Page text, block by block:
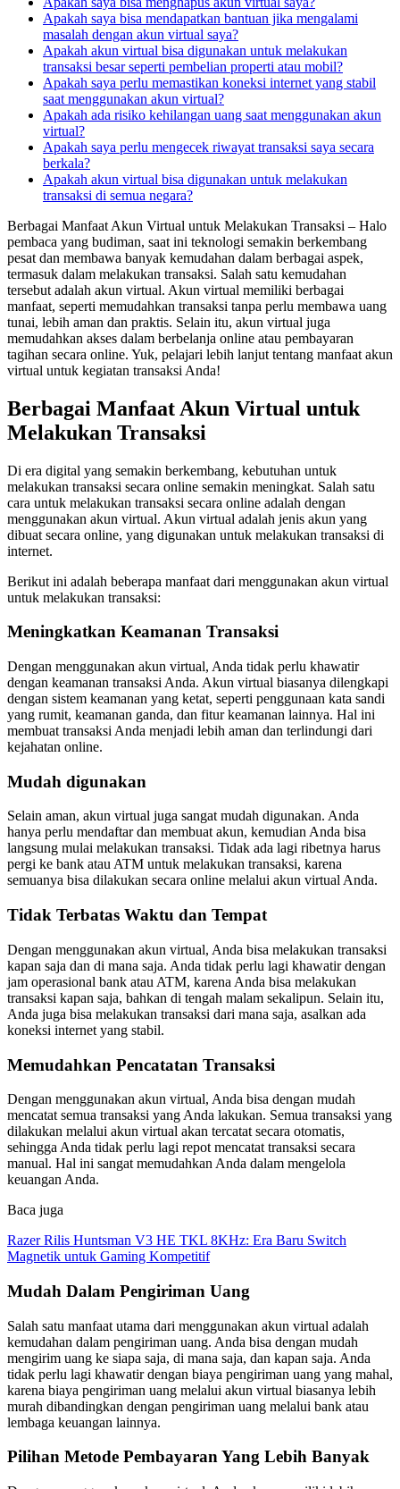
Apakah saya bisa mendapatkan bantuan jika mengalami
masalah dengan akun virtual saya?
Apakah akun virtual bisa digunakan untuk melakukan
transaksi besar seperti pembelian properti atau mobil?
Apakah saya perlu memastikan koneksi internet yang stabil
saat menggunakan akun virtual?
Apakah ada risiko kehilangan uang saat menggunakan akun
virtual?
Apakah saya perlu mengecek riwayat transaksi saya secara
berkala?
Apakah akun virtual bisa digunakan untuk melakukan
transaksi di semua negara?
Berbagai Manfaat Akun Virtual untuk Melakukan Transaksi – Halo
pembaca yang budiman, saat ini teknologi semakin berkembang
pesat dan membawa banyak kemudahan dalam berbagai aspek,
termasuk dalam melakukan transaksi. Salah satu kemudahan
tersebut adalah akun virtual. Akun virtual memiliki berbagai
manfaat, seperti memudahkan transaksi tanpa perlu membawa uang
tunai, lebih aman dan praktis. Selain itu, akun virtual juga
memudahkan akses dalam berbelanja online atau pembayaran
tagihan secara online. Yuk, pelajari lebih lanjut tentang manfaat akun
virtual untuk kegiatan transaksi Anda!
Berbagai Manfaat Akun Virtual untuk
Melakukan Transaksi
Di era digital yang semakin berkembang, kebutuhan untuk
melakukan transaksi secara online semakin meningkat. Salah satu
cara untuk melakukan transaksi secara online adalah dengan
menggunakan akun virtual. Akun virtual adalah jenis akun yang
dibuat secara online, yang digunakan untuk melakukan transaksi di
internet.
Berikut ini adalah beberapa manfaat dari menggunakan akun virtual
untuk melakukan transaksi:
Meningkatkan Keamanan Transaksi
Dengan menggunakan akun virtual, Anda tidak perlu khawatir
dengan keamanan transaksi Anda. Akun virtual biasanya dilengkapi
dengan sistem keamanan yang ketat, seperti penggunaan kata sandi
yang rumit, keamanan ganda, dan fitur keamanan lainnya. Hal ini
membuat transaksi Anda menjadi lebih aman dan terlindungi dari
kejahatan online.
Mudah digunakan
Selain aman, akun virtual juga sangat mudah digunakan. Anda
hanya perlu mendaftar dan membuat akun, kemudian Anda bisa
langsung mulai melakukan transaksi. Tidak ada lagi ribetnya harus
pergi ke bank atau ATM untuk melakukan transaksi, karena
semuanya bisa dilakukan secara online melalui akun virtual Anda.
Tidak Terbatas Waktu dan Tempat
Dengan menggunakan akun virtual, Anda bisa melakukan transaksi
kapan saja dan di mana saja. Anda tidak perlu lagi khawatir dengan
jam operasional bank atau ATM, karena Anda bisa melakukan
transaksi kapan saja, bahkan di tengah malam sekalipun. Selain itu,
Anda juga bisa melakukan transaksi dari mana saja, asalkan ada
koneksi internet yang stabil.
Memudahkan Pencatatan Transaksi
Dengan menggunakan akun virtual, Anda bisa dengan mudah
mencatat semua transaksi yang Anda lakukan. Semua transaksi yang
dilakukan melalui akun virtual akan tercatat secara otomatis,
sehingga Anda tidak perlu lagi repot mencatat transaksi secara
manual. Hal ini sangat memudahkan Anda dalam mengelola
keuangan Anda.
Baca juga
Razer Rilis Huntsman V3 HE TKL 8KHz: Era Baru Switch
Magnetik untuk Gaming Kompetitif
Mudah Dalam Pengiriman Uang
Salah satu manfaat utama dari menggunakan akun virtual adalah
kemudahan dalam pengiriman uang. Anda bisa dengan mudah
mengirim uang ke siapa saja, di mana saja, dan kapan saja. Anda
tidak perlu lagi khawatir dengan biaya pengiriman uang yang mahal,
karena biaya pengiriman uang melalui akun virtual biasanya lebih
murah dibandingkan dengan pengiriman uang melalui bank atau
lembaga keuangan lainnya.
Pilihan Metode Pembayaran Yang Lebih Banyak